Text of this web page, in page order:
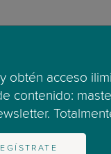
como:
en padre, sino
Lleva muchísimo
obtén acceso
contenido: